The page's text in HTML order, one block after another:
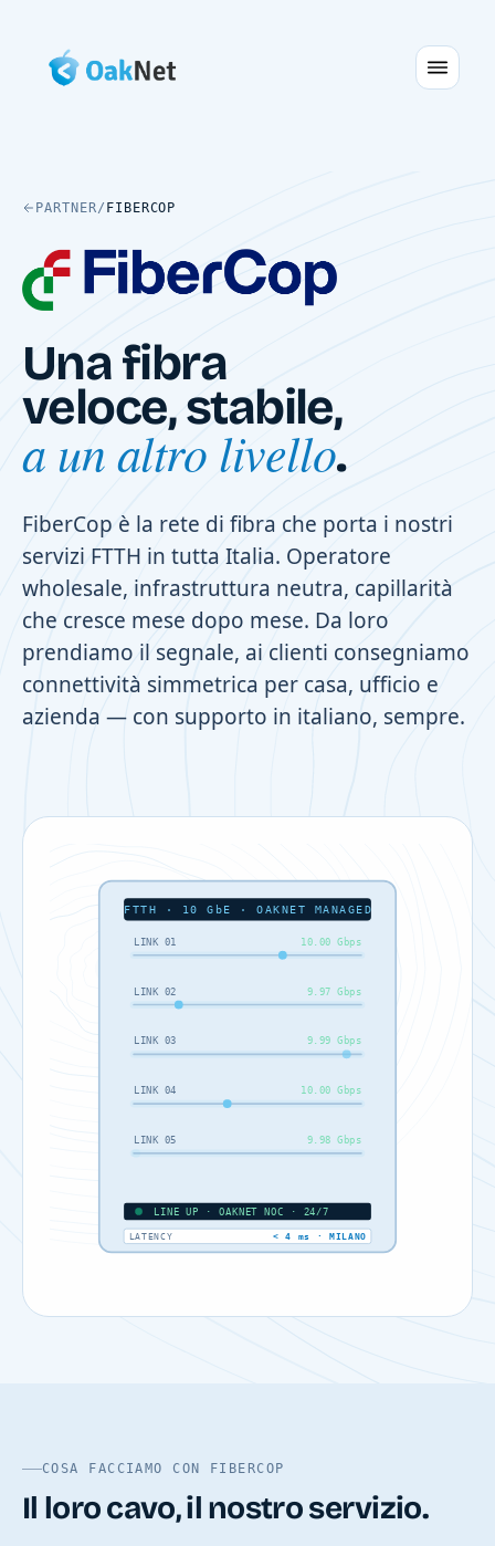
PARTNER/ FIBERCOP
Una fibra
veloce, stabile,
a un altro livello.
FiberCop è la rete di fibra che porta i nostri
servizi FTTH in tutta Italia. Operatore
wholesale, infrastruttura neutra, capillarità
che cresce mese dopo mese. Da loro
prendiamo il segnale, ai clienti consegniamo
connettività simmetrica per casa, ufficio e
azienda — con supporto in italiano, sempre.
FTTH · 10 GbE · OAKNET MANAGED
LINK 01 10.00 Gbps
LINK 02 9.97 Gbps
LINK 03 9.99 Gbps
LINK 04 10.00 Gbps
LINK 05 9.98 Gbps
LINE UP · OAKNET NOC · 24/7
LATENCY < 4 ms · MILANO
COSA FACCIAMO CON FIBERCOP
Il loro cavo, il nostro servizio.